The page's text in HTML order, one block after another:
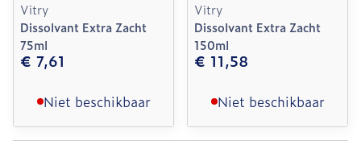
Vitry
Dissolvant Extra Zacht
75ml
€ 7,61
Niet beschikbaar
Vitry
Dissolvant Extra Zacht
150ml
€ 11,58
Niet beschikbaar